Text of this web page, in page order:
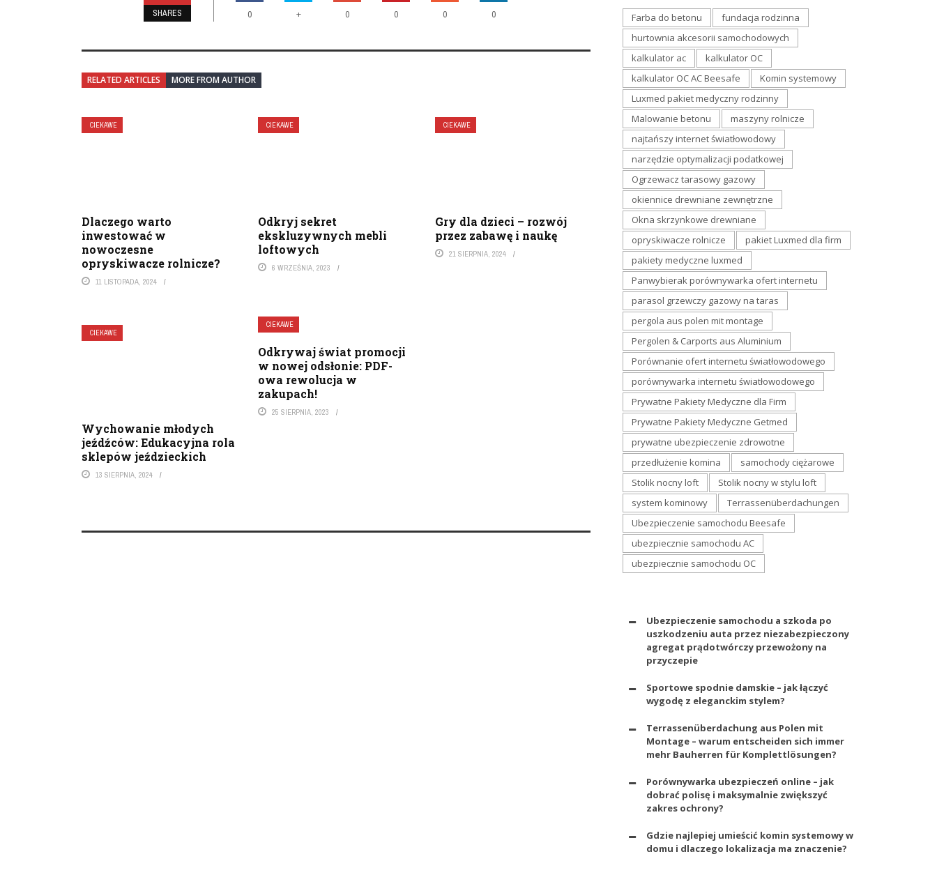
SHARES 0 + 0 0 0 0
RELATED ARTICLES MORE FROM AUTHOR
CIEKAWE
Dlaczego warto
inwestować w
nowoczesne
opryskiwacze rolnicze?
11 LISTOPADA, 2024
CIEKAWE
Odkryj sekret
ekskluzywnych mebli
loftowych
6 WRZEŚNIA, 2023
CIEKAWE
Gry dla dzieci – rozwój
przez zabawę i naukę
21 SIERPNIA, 2024
CIEKAWE
Wychowanie młodych
jeźdźców: Edukacyjna rola
sklepów jeździeckich
13 SIERPNIA, 2024
CIEKAWE
Odkrywaj świat promocji
w nowej odsłonie: PDF-
owa rewolucja w
zakupach!
25 SIERPNIA, 2023
Farba do betonu
fundacja rodzinna
hurtownia akcesorii samochodowych
kalkulator ac
kalkulator OC
kalkulator OC AC Beesafe
Komin systemowy
Luxmed pakiet medyczny rodzinny
Malowanie betonu
maszyny rolnicze
najtańszy internet światłowodowy
narzędzie optymalizacji podatkowej
Ogrzewacz tarasowy gazowy
okiennice drewniane zewnętrzne
Okna skrzynkowe drewniane
opryskiwacze rolnicze
pakiet Luxmed dla firm
pakiety medyczne luxmed
Panwybierak porównywarka ofert internetu
parasol grzewczy gazowy na taras
pergola aus polen mit montage
Pergolen & Carports aus Aluminium
Porównanie ofert internetu światłowodowego
porównywarka internetu światłowodowego
Prywatne Pakiety Medyczne dla Firm
Prywatne Pakiety Medyczne Getmed
prywatne ubezpieczenie zdrowotne
przedłużenie komina
samochody ciężarowe
Stolik nocny loft
Stolik nocny w stylu loft
system kominowy
Terrassenüberdachungen
Ubezpieczenie samochodu Beesafe
ubezpiecznie samochodu AC
ubezpiecznie samochodu OC
Ubezpieczenie samochodu a szkoda po
uszkodzeniu auta przez niezabezpieczony
agregat prądotwórczy przewożony na
przyczepie
Sportowe spodnie damskie – jak łączyć
wygodę z eleganckim stylem?
Terrassenüberdachung aus Polen mit
Montage – warum entscheiden sich immer
mehr Bauherren für Komplettlösungen?
Porównywarka ubezpieczeń online – jak
dobrać polisę i maksymalnie zwiększyć
zakres ochrony?
Gdzie najlepiej umieścić komin systemowy w
domu i dlaczego lokalizacja ma znaczenie?